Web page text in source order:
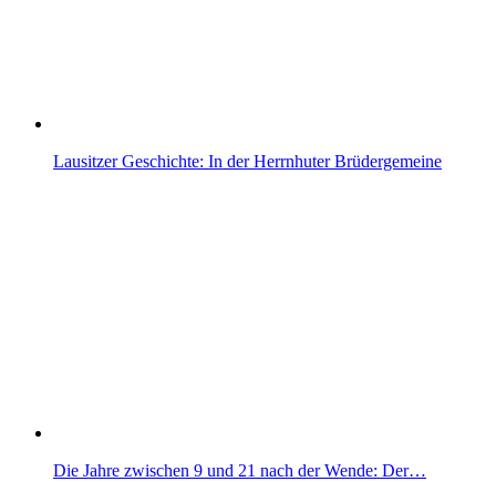
Lausitzer Geschichte: In der Herrnhuter Brüdergemeine
Die Jahre zwischen 9 und 21 nach der Wende: Der…